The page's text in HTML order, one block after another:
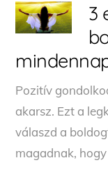
3
Pozitív
akarsz. Ezt a
válaszd a
magadnak,